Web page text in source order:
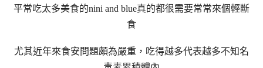
平常吃太多美食的nini and blue真的都很需要常常來個輕斷
食
尤其近年來食安問題頗為嚴重，吃得越多代表越多不知名